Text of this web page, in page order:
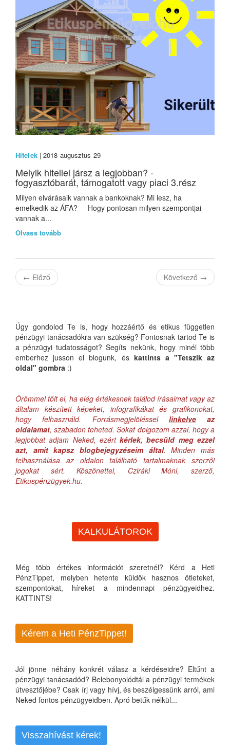
Hitelek| 2018 augusztus 29
Melyik hitellel jársz a legjobban? -
fogyasztóbarát, támogatott vagy piaci 3.rész
Milyen elvárásaik vannak a bankoknak? Mi lesz, ha
emelkedik az ÁFA? Hogy pontosan milyen szempontjai
vannak a...
Olvass tovább
← Előző Következő →
Úgy gondolod Te is, hogy hozzáértő és etikus független
pénzügyi tanácsadókra van szükség? Fontosnak tartod Te is
a pénzügyi tudatosságot? Segíts nekünk, hogy minél több
emberhez jusson el blogunk, és kattints a "Tetszik az
oldal" gombra :)
Örömmel tölt el, ha elég értékesnek találod írásaimat vagy az
általam készített képeket, infografikákat és grafikonokat,
hogy felhasználd. Forrásmegjelöléssel linkelveaz
oldalamat, szabadon teheted. Sokat dolgozom azzal, hogy a
legjobbat adjam Neked, ezértkérlek, becsüld meg ezzel
azt, amit kapsz blogbejegyzéseim által. Minden más
felhasználása az oldalon található tartalmaknak szerzői
jogokat sért. Köszönettel, Cziráki Móni, szerző,
Etikuspénzügyek.hu.
KALKULÁTOROK
Még több értékes információt szeretnél? Kérd a Heti
PénzTippet, melyben hetente küldök hasznos ötleteket,
szempontokat, híreket a mindennapi pénzügyeidhez.
KATTINTS!
Kérem a Heti PénzTippet!
Jól jönne néhány konkrét válasz a kérdéseidre? Eltűnt a
pénzügyi tanácsadód? Belebonyolódtál a pénzügyi termékek
útvesztőjébe? Csak írj vagy hívj, és beszélgessünk arról, ami
Neked fontos pénzügyeidben. Apró betűk nélkül...
Visszahívást kérek!